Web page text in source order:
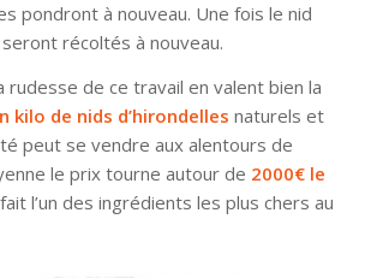
pondront à nouveau. Une fois le nid
récoltés à nouveau.
rudesse de ce travail en valent bien la
kilo de nids d’hirondelles naturels et
peut se vendre aux alentours de
le prix tourne autour de 2000€ le
l’un des ingrédients les plus chers au